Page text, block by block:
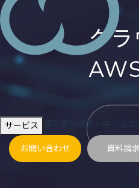
サービス 中堅・中小企
お問い合わせ 資料請求
クラ